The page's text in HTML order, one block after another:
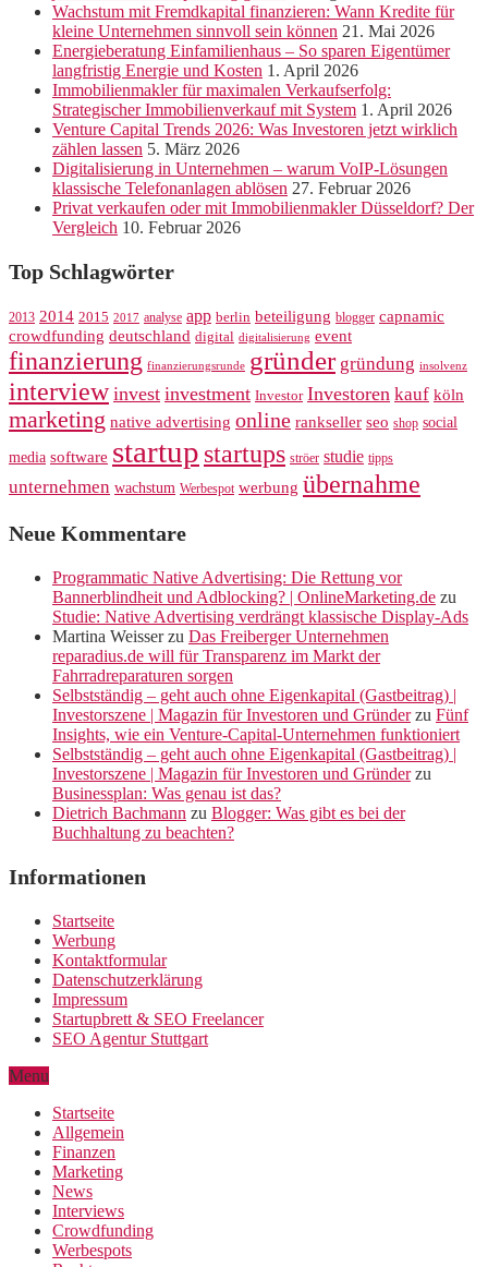
Wachstum mit Fremdkapital finanzieren: Wann Kredite für
kleine Unternehmen sinnvoll sein können 21. Mai 2026
Energieberatung Einfamilienhaus – So sparen Eigentümer
langfristig Energie und Kosten 1. April 2026
Immobilienmakler für maximalen Verkaufserfolg:
Strategischer Immobilienverkauf mit System 1. April 2026
Venture Capital Trends 2026: Was Investoren jetzt wirklich
zählen lassen 5. März 2026
Digitalisierung in Unternehmen – warum VoIP-Lösungen
klassische Telefonanlagen ablösen 27. Februar 2026
Privat verkaufen oder mit Immobilienmakler Düsseldorf? Der
Vergleich 10. Februar 2026
Top Schlagwörter
2013 2014 2015 2017 analyse app berlin beteiligung blogger capnamic
crowdfunding deutschland digital digitalisierung event
finanzierung finanzierungsrunde gründer gründung insolvenz
interview invest investment Investor Investoren kauf köln
marketing native advertising online rankseller seo shop social
media software startup startups ströer studie tipps
unternehmen wachstum Werbespot werbung übernahme
Neue Kommentare
Programmatic Native Advertising: Die Rettung vor
Bannerblindheit und Adblocking? | OnlineMarketing.de zu
Studie: Native Advertising verdrängt klassische Display-Ads
Martina Weisserzu Das Freiberger Unternehmen
reparadius.de will für Transparenz im Markt der
Fahrradreparaturen sorgen
Selbstständig – geht auch ohne Eigenkapital (Gastbeitrag) |
Investorszene | Magazin für Investoren und Gründerzu Fünf
Insights, wie ein Venture-Capital-Unternehmen funktioniert
Selbstständig – geht auch ohne Eigenkapital (Gastbeitrag) |
Investorszene | Magazin für Investoren und Gründerzu
Businessplan: Was genau ist das?
Dietrich Bachmann zu Blogger: Was gibt es bei der
Buchhaltung zu beachten?
Informationen
Startseite
Werbung
Kontaktformular
Datenschutzerklärung
Impressum
Startupbrett & SEO Freelancer
SEO Agentur Stuttgart
Menu
Startseite
Allgemein
Finanzen
Marketing
News
Interviews
Crowdfunding
Werbespots